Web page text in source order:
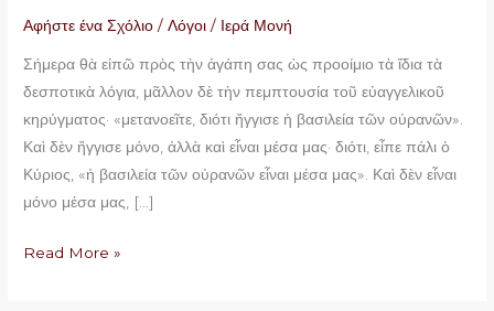
Αφήστε ένα Σχόλιο /Λόγοι / Ιερά Μονή
Σήμερα θὰ εἰπῶ πρὸς τὴν ἀγάπη σας ὡς προοίμιο τὰ ἴδια τὰ
δεσποτικὰ λόγια, μᾶλλον δὲ τὴν πεμπτουσία τοῦ εὐαγγελικοῦ
κηρύγματος· «μετανοεῖτε, διότι ἤγγισε ἡ βασιλεία τῶν οὐρανῶν».
Καὶ δὲν ἤγγισε μόνο, ἀλλὰ καὶ εἶναι μέσα μας· διότι, εἶπε πάλι ὁ
Κύριος, «ἡ βασιλεία τῶν οὐρανῶν εἶναι μέσα μας». Καὶ δὲν εἶναι
μόνο μέσα μας, […]
Κυριακή
Νηστειῶν).
Ἅγιος
Γρηγόριος
ὁ
Παλαμᾶς
Read More »